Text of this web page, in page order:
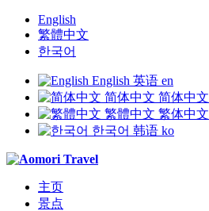
English
繁體中文
한국어
English 英语 en
简体中文 简体中文
繁體中文 繁体中文
한국어 韩语 ko
主页
景点